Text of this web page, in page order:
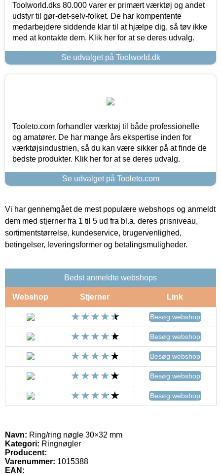
Toolworld.dks 80.000 varer er primært værktøj og andet
udstyr til gør-det-selv-folket. De har kompentente
medarbejdere siddende klar til at hjælpe dig, så tøv ikke
med at kontakte dem. Klik her for at se deres udvalg.
Se udvalget på Toolworld.dk
Tooleto.com forhandler værktøj til både professionelle
og amatører. De har mange års ekspertise inden for
værktøjsindustrien, så du kan være sikker på at finde de
bedste produkter. Klik her for at se deres udvalg.
Se udvalget på Tooleto.com
Vi har gennemgået de mest populære webshops og anmeldt
dem med stjerner fra 1 til 5 ud fra bl.a. deres prisniveau,
sortimentstørrelse, kundeservice, brugervenlighed,
betingelser, leveringsformer og betalingsmuligheder.
Bedst anmeldte webshops
Webshop Stjerner Link
Besøg webshop
Besøg webshop
Besøg webshop
Besøg webshop
Besøg webshop
Navn: Ring/ring nøgle 30×32 mm
Kategori: Ringnøgler
Producent:
Varenummer: 1015388
EAN: